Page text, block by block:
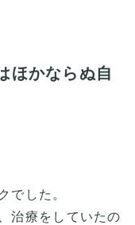
ほかならぬ自
でした。
治療をしていたの